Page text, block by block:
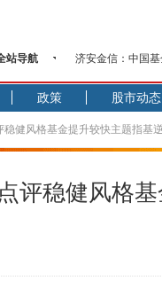
站导航
济安金信：中国
【见·闻】疫情下
记者手记：疫情
【见·闻】疫情下
济安金信：中国
【新华财经调查
在“隐秘的角落”
央行公开市场净
基本面及股市双
恒生聚源：北斗
政策 股市动态
健风格基金提升较快主题指基
评稳健风格